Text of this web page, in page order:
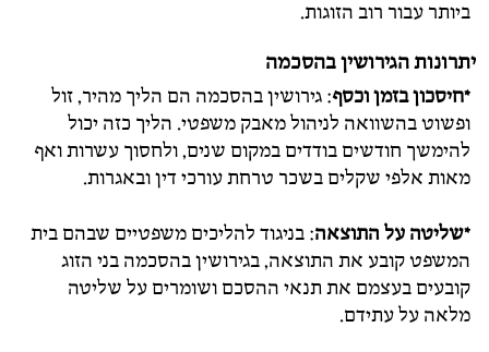
ביותר עבור רוב הזוגות.
יתרונות הגירושין בהסכמה
*חיסכון בזמן וכסף: גירושין בהסכמה הם הליך מהיר, זול
ופשוט בהשוואה לניהול מאבק משפטי. הליך כזה יכול
להימשך חודשים בודדים במקום שנים, ולחסוך עשרות ואף
מאות אלפי שקלים בשכר טרחת עורכי דין ובאגרות.
*שליטה על התוצאה: בניגוד להליכים משפטיים שבהם בית
המשפט קובע את התוצאה, בגירושין בהסכמה בני הזוג
קובעים בעצמם את תנאי ההסכם ושומרים על שליטה
מלאה על עתידם.